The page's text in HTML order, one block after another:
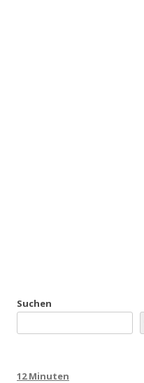
Suchen
12 Minuten